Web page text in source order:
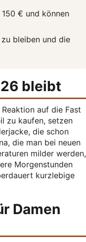
€ und können
bleiben und die
bleibt
auf die Fast
zu kaufen, setzen
die schon
die man bei neuen
milder werden,
Morgenstunden
kurzlebige
Damen